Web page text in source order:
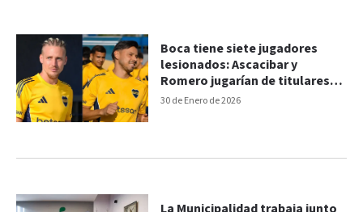
30 de Enero de 2026
Boca tiene siete jugadores
lesionados: Ascacibar y
Romero jugarían de titulares
contra Newell´s